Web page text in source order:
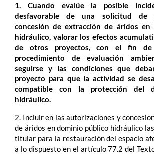
1. Cuando evalúe la posible
desfavorable de una solicitud de
concesión de extracción de áridos en
hidráulico, valorar los efectos
de otros proyectos, con el fin de
procedimiento de evaluación
seguirse y las condiciones que
proyecto para que la actividad se
compatible con la protección del
hidráulico.
2. Incluir en las autorizaciones y
de áridos en dominio público hidráulico
titular para la restauración del espacio
a lo dispuesto en el artículo 77.2 del